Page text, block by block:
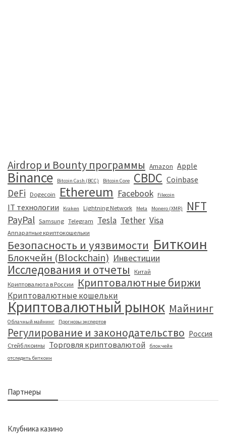
Airdrop и Bounty программы Amazon Apple
Binance Bitcoin Cash (BCC) Bitcoin Core CBDC Coinbase
DeFi Dogecoin Ethereum Facebook Filecoin
IT технологии Kraken Lightning Network Meta Monero (XMR) NFT
PayPal Samsung Telegram Tesla Tether Visa
Аппаратные криптокошельки
Безопасность и уязвимости Биткоин
Блокчейн (Blockchain) Инвестиции
Исследования и отчеты
Китай
Криптовалюта в России
Криптовалютные биржи
Криптовалютные кошельки
Криптовалютный рынок Майнинг
Облачный майнинг Прогнозы экспертов
Регулирование и законодательство Россия
Стейблкоины Торговля криптовалютой
блокчейн
отследить биткоин
Партнеры
Клубника казино